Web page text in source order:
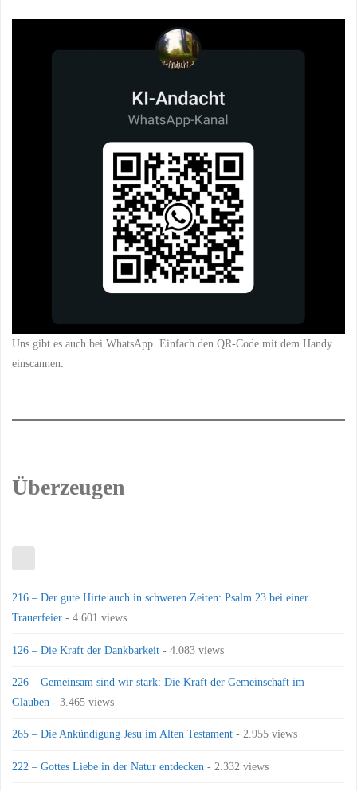
Uns gibt es auch bei WhatsApp. Einfach den QR-Code mit dem Handy
einscannen.
Überzeugen
216 – Der gute Hirte auch in schweren Zeiten: Psalm 23 bei einer
Trauerfeier - 4.601 views
126 – Die Kraft der Dankbarkeit - 4.083 views
226 – Gemeinsam sind wir stark: Die Kraft der Gemeinschaft im
Glauben - 3.465 views
265 – Die Ankündigung Jesu im Alten Testament - 2.955 views
222 – Gottes Liebe in der Natur entdecken - 2.332 views